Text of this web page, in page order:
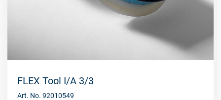
FLEX Tool I/A 3/3
Art. No. 92010549